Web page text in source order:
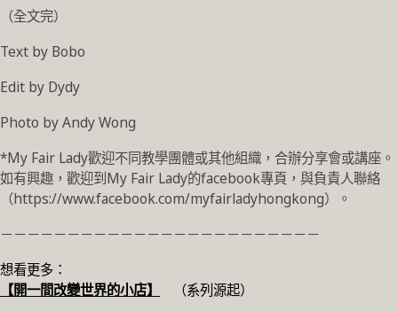
（全文完）
Text by Bobo
Edit by Dydy
Photo by Andy Wong
*My Fair Lady歡迎不同教學團體或其他組織，合辦分享會或講座。
如有興趣，歡迎到My Fair Lady的facebook專頁，與負責人聯絡
（https://www.facebook.com/myfairladyhongkong）。
－－－－－－－－－－－－－－－－－－－－－－－－
想看更多：
【開一間改變世界的小店】
（系列源起）